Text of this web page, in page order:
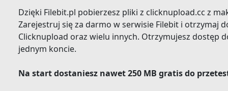
Dzięki Filebit.pl pobierzesz pliki z clicknupload.cc z
Zarejestruj się za darmo w serwisie Filebit i otrzymaj
Clicknupload oraz wielu innych. Otrzymujesz dostęp
jednym koncie.
Na start dostaniesz nawet 250 MB gratis do